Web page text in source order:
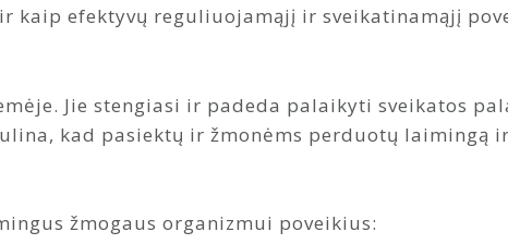
efektyvų reguliuojamąjį ir sveikatinamąjį
Jie stengiasi ir padeda palaikyti sveikatos
kad pasiektų ir žmonėms perduotų laimingą ir
žmogaus organizmui poveikius: